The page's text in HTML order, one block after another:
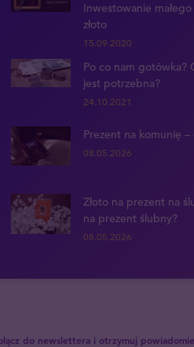
Inwestowanie małego
złoto
15.09.2020
Po co nam gotówka?
jest potrzebna?
24.10.2021
Prezent na komunię
08.05.2026
Złoto na prezent na
na prezent ślubny?
08.05.2026
do newslettera i otrzymuj